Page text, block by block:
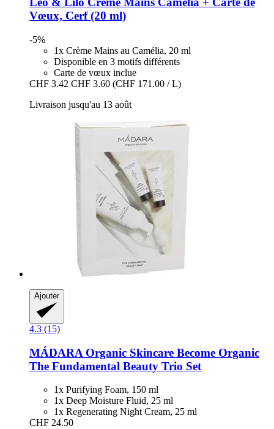
Vœux, Cerf (20 ml)
-5%
1x Crème Mains au Camélia, 20 ml
Disponible en 3 motifs différents
Carte de vœux inclue
CHF 3.42 CHF 3.60 (CHF 171.00 / L)
Livraison jusqu'au 13 août
Ajouter
4.3 (15)
MÁDARA Organic Skincare Become Organic
The Fundamental Beauty Trio Set
1x Purifying Foam, 150 ml
1x Deep Moisture Fluid, 25 ml
1x Regenerating Night Cream, 25 ml
CHF 24.50